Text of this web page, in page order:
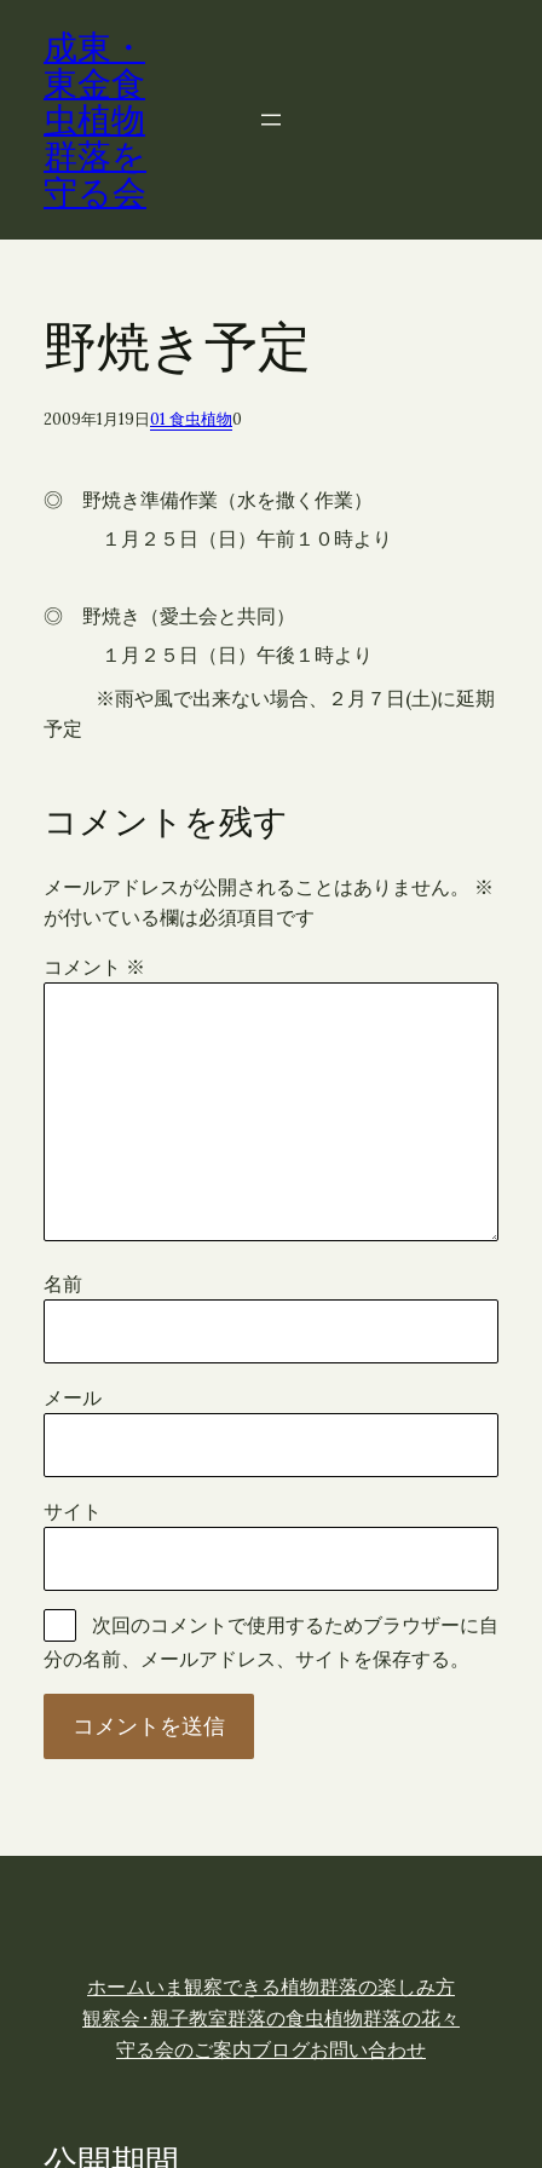
成東・
東金食
虫植物
群落を
守る会
野焼き予定
2009年1月19日01 食虫植物0
◎ 野焼き準備作業（水を撒く作業）
１月２５日（日）午前１０時より
◎ 野焼き（愛土会と共同）
１月２５日（日）午後１時より
※雨や風で出来ない場合、２月７日(土)に延期
予定
コメントを残す
メールアドレスが公開されることはありません。
※
が付いている欄は必須項目です
コメント ※
名前
メール
サイト
次回のコメントで使用するためブラウザーに自
分の名前、メールアドレス、サイトを保存する。
ホームいま観察できる植物群落の楽しみ方
観察会･親子教室群落の食虫植物群落の花々
守る会のご案内ブログお問い合わせ